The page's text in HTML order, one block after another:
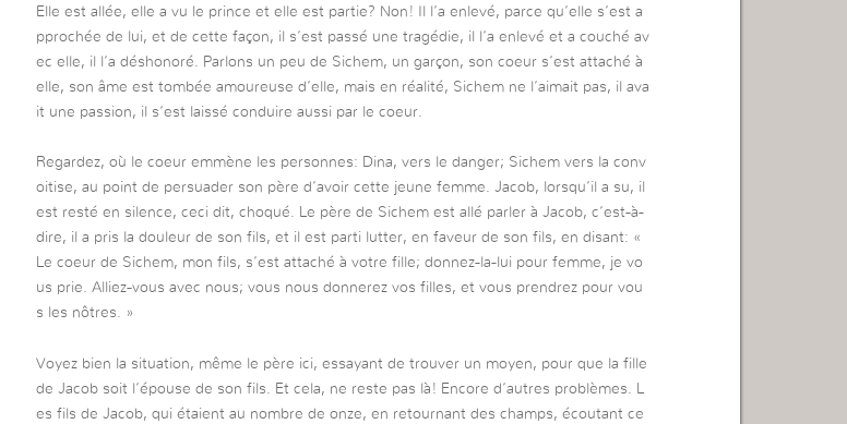
Elle est allée, elle a vu le prince et elle est partie? Non! Il l’a enlevé, parce qu’elle s’est a
pprochée de lui, et de cette façon, il s’est passé une tragédie, il l’a enlevé et a couché av
ec elle, il l’a déshonoré. Parlons un peu de Sichem, un garçon, son coeur s’est attaché à
elle, son âme est tombée amoureuse d’elle, mais en réalité, Sichem ne l’aimait pas, il ava
it une passion, il s’est laissé conduire aussi par le coeur.
Regardez, où le coeur emmène les personnes: Dina, vers le danger; Sichem vers la conv
oitise, au point de persuader son père d’avoir cette jeune femme. Jacob, lorsqu’il a su, il
est resté en silence, ceci dit, choqué. Le père de Sichem est allé parler à Jacob, c’est-à-
dire, il a pris la douleur de son fils, et il est parti lutter, en faveur de son fils, en disant: «
Le coeur de Sichem, mon fils, s’est attaché à votre fille; donnez-la-lui pour femme, je vo
us prie. Alliez-vous avec nous; vous nous donnerez vos filles, et vous prendrez pour vou
s les nôtres. »
Voyez bien la situation, même le père ici, essayant de trouver un moyen, pour que la fille
de Jacob soit l’épouse de son fils. Et cela, ne reste pas là! Encore d’autres problèmes. L
es fils de Jacob, qui étaient au nombre de onze, en retournant des champs, écoutant ce